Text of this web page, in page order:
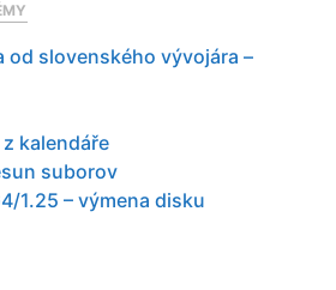
od slovenského vývojára –
kalendáře
suborov
1.25 – výmena disku